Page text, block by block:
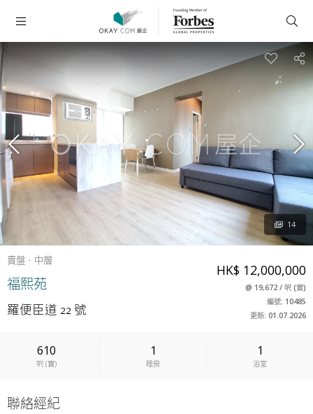
賣盤 中層
福熙苑
羅便臣道 22 號
HK$ 12,000,000
@ 19,672/ 呎(實)
編號: 10485
更新: 01.07.2026
610
呎(實)
1
睡房
1
浴室
14
聯絡經紀